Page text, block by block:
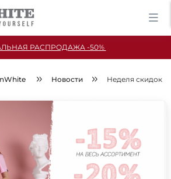
РАСПРОДАЖА -50%
Новости Неделя скидок